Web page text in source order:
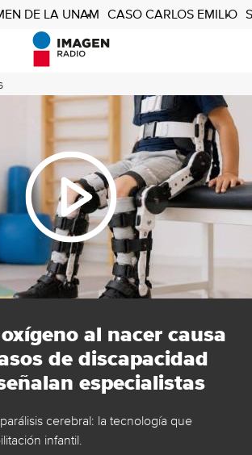
DE LA UNAM CASO CARLOS EMILIO
al nacer causa
de discapacidad
especialistas
cerebral: la tecnología que
infantil.